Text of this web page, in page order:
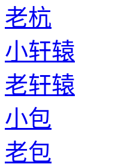
老杭
小轩辕
老轩辕
小包
老包